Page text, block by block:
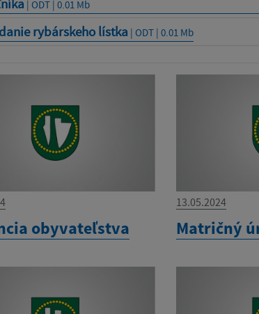
| ODT | 0.01 Mb
rybárskeho lístka | ODT | 0.01 Mb
obyvateľstva
13.05.2024
Matričný